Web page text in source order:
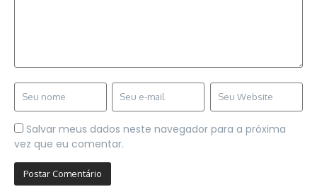
Salvar meus dados neste navegador para a próxima
vez que eu comentar.